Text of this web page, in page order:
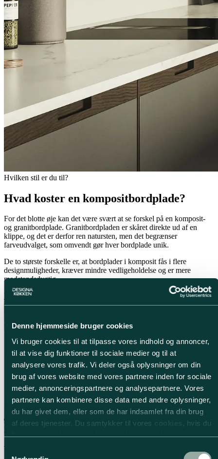
Denne hjemmeside bruger cookies
Vi bruger cookies til at tilpasse vores indhold og annoncer,
til at vise dig funktioner til sociale medier og til at
analysere vores trafik. Vi deler også oplysninger om din
brug af vores website med vores partnere inden for sociale
medier, annonceringspartnere og analysepartnere. Vores
partnere kan kombinere disse data med andre oplysninger,
du har givet dem, eller som de har indsamlet fra din brug
af deres tjenester. Du samtykker til vores
cookies
, hvis du
fortsætter med at anvende vores hjemmeside.
Samtykkevalg
Hvilken stil er du til?
Hvad koster en kompositbordplade?
For det blotte øje kan det være svært at se forskel på en komposit-
og granitbordplade. Granitbordpladen er skåret direkte ud af en
klippe, og det er derfor ren natursten, men det begrænser
farveudvalget, som omvendt gør hver bordplade unik.
De to største forskelle er, at bordplader i komposit fås i flere
designmuligheder, kræver mindre vedligeholdelse og er mere
modstandsdygtig.
Læs mere om granitbordplader
Mulighederne er mange.
Valget er dit.